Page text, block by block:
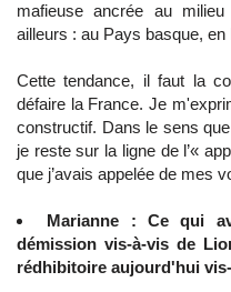
mafieuse ancrée au
ailleurs : au Pays basque,
Cette tendance, il faut la
défaire la France. Je
constructif. Dans le sens
je reste sur la ligne de l’«
que j’avais appelée de mes
Marianne : Ce qui
démission vis-à-vis de
rédhibitoire aujourd'hui